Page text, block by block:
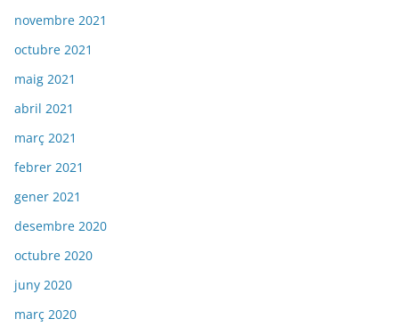
novembre 2021
octubre 2021
maig 2021
abril 2021
març 2021
febrer 2021
gener 2021
desembre 2020
octubre 2020
juny 2020
març 2020